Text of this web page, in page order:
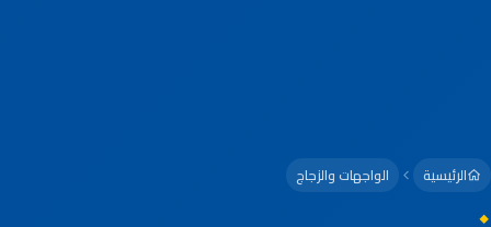
الرئيسية الواجهات والزجاج